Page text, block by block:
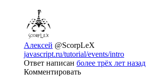
Алексей @ScorpLeX
javascript.ru/tutorial/events/intro
Ответ написан более трёх лет назад
Комментировать